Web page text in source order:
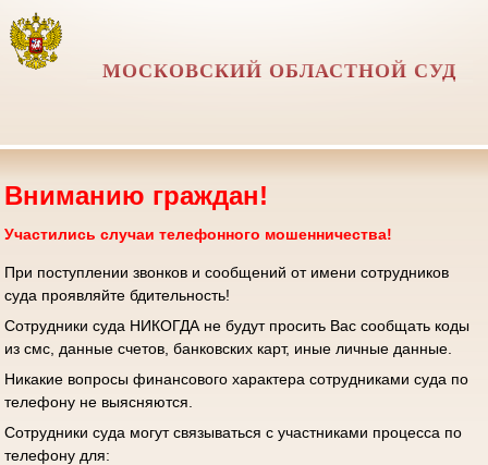
МОСКОВСКИЙ ОБЛАСТНОЙ СУД
Вниманию граждан!
Участились случаи телефонного мошенничества!
При поступлении звонков и сообщений от имени сотрудников
суда проявляйте бдительность!
Сотрудники суда НИКОГДА не будут просить Вас сообщать коды
из смс, данные счетов, банковских карт, иные личные данные.
Никакие вопросы финансового характера сотрудниками суда по
телефону не выясняются.
Сотрудники суда могут связываться с участниками процесса по
телефону для: